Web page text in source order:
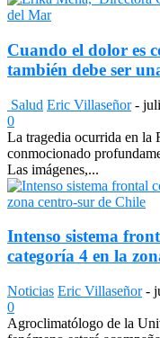
Cuando el dolor es
también debe ser
Salud Eric Villaseñor -
0
La tragedia ocurrida en la
conmocionado
Las imágenes,...
Intenso sistema
categoría 4 en la
Noticias Eric Villaseñor -
0
Agroclimatólogo de la